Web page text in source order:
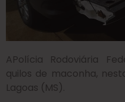
APolícia Rodoviária
quilos de maconha,
Lagoas (MS).